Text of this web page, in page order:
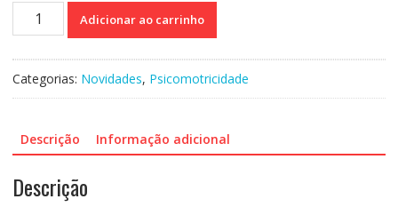
Jogos
Aquáticas
Adicionar ao carrinho
Categorias: Novidades, Psicomotricidade
Descrição Informação adicional
Descrição